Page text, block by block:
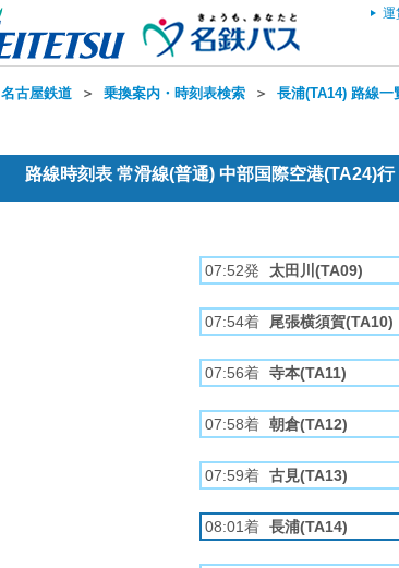
運
名古屋鉄道 ＞ 乗換案内・時刻表検索 ＞ 長浦(TA14) 路線一
路線時刻表 常滑線(普通) 中部国際空港(TA24)
07:52発 太田川(TA09)
07:54着 尾張横須賀(TA10)
07:56着 寺本(TA11)
07:58着 朝倉(TA12)
07:59着 古見(TA13)
08:01着 長浦(TA14)